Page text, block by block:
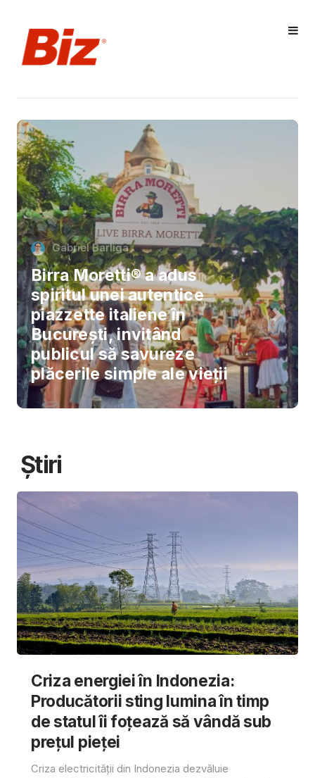
Gabriel Barliga
Birra Moretti® a adus
spiritul unei autentice
piazzette italiene în
București, invitând
publicul să savureze
plăcerile simple ale vieții
Știri
Criza energiei în Indonezia:
Producătorii sting lumina în timp
de statul îi foțează să vândă sub
prețul pieței
Criza electricității din Indonezia dezvăluie